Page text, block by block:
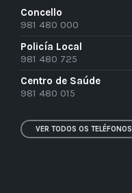
Concello
981 480 000
Policía Local
981 480 725
Centro de Saúde
981 480 015
VER TODOS OS TELÉFONOS